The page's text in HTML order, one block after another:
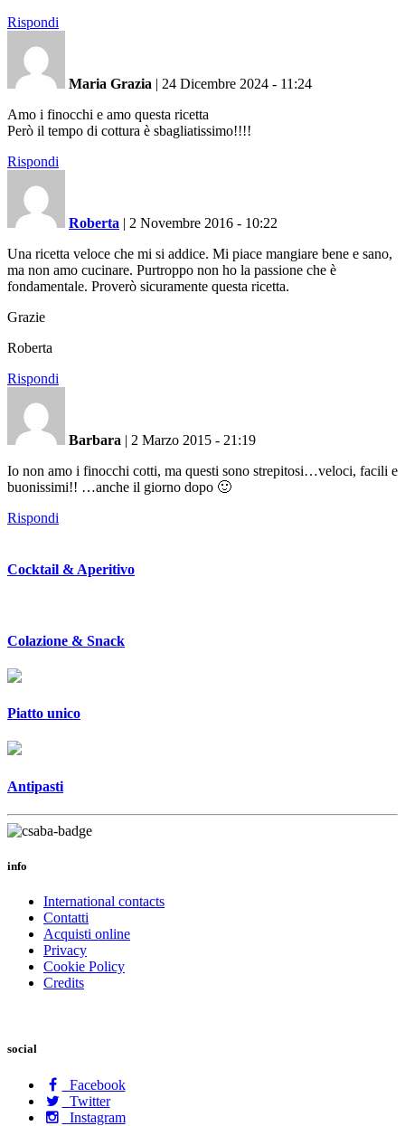
Rispondi
Maria Grazia | 24 Dicembre 2024 - 11:24
Amo i finocchi e amo questa ricetta
Però il tempo di cottura è sbagliatissimo!!!!
Rispondi
Roberta | 2 Novembre 2016 - 10:22
Una ricetta veloce che mi si addice. Mi piace mangiare bene e sano,
ma non amo cucinare. Purtroppo non ho la passione che è
fondamentale. Proverò sicuramente questa ricetta.
Grazie
Roberta
Rispondi
Barbara | 2 Marzo 2015 - 21:19
Io non amo i finocchi cotti, ma questi sono strepitosi…veloci, facili e
buonissimi!! …anche il giorno dopo 🙂
Rispondi
Cocktail & Aperitivo
Colazione & Snack
Piatto unico
Antipasti
info
International contacts
Contatti
Acquisti online
Privacy
Cookie Policy
Credits
social
Facebook
Twitter
Instagram